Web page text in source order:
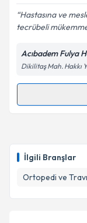
İlgili Branşlar
Ortopedi ve
Kişisel
Metni'ni
Hastasına ve
tecrübeli
Acıbadem Fulya
Dikilitaş Mah. Hakkı
Randevu
takvim